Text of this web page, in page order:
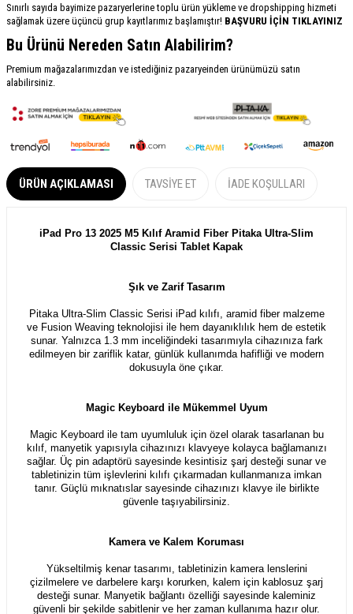
Sınırlı sayıda bayimize pazaryerlerine toplu ürün yükleme ve dropshipping hizmeti
sağlamak üzere üçüncü grup kayıtlarımız başlamıştır! BAŞVURU İÇİN TIKLAYINIZ
Bu Ürünü Nereden Satın Alabilirim?
Premium mağazalarımızdan ve istediğiniz pazaryeinden ürünümüzü satın
alabilirsiniz.
ÜRÜN AÇIKLAMASI TAVSIYE ET İADE KOŞULLARI
iPad Pro 13 2025 M5 Kılıf Aramid Fiber Pitaka Ultra-Slim
Classic Serisi Tablet Kapak
Şık ve Zarif Tasarım
Pitaka Ultra-Slim Classic Serisi iPad kılıfı, aramid fiber malzeme
ve Fusion Weaving teknolojisi ile hem dayanıklılık hem de estetik
sunar. Yalnızca 1.3 mm inceliğindeki tasarımıyla cihazınıza fark
edilmeyen bir zariflik katar, günlük kullanımda hafifliği ve modern
dokusuyla öne çıkar.
Magic Keyboard ile Mükemmel Uyum
Magic Keyboard ile tam uyumluluk için özel olarak tasarlanan bu
kılıf, manyetik yapısıyla cihazınızı klavyeye kolayca bağlamanızı
sağlar. Üç pin adaptörü sayesinde kesintisiz şarj desteği sunar ve
tabletinizin tüm işlevlerini kılıfı çıkarmadan kullanmanıza imkan
tanır. Güçlü mıknatıslar sayesinde cihazınızı klavye ile birlikte
güvenle taşıyabilirsiniz.
Kamera ve Kalem Koruması
Yükseltilmiş kenar tasarımı, tabletinizin kamera lenslerini
çizilmelere ve darbelere karşı korurken, kalem için kablosuz şarj
desteği sunar. Manyetik bağlantı özelliği sayesinde kaleminiz
güvenli bir şekilde sabitlenir ve her zaman kullanıma hazır olur.